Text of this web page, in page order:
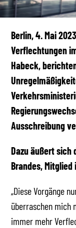
Berlin, 4. Mai
Verflechtungen
Habeck,
Ausschreibung
Dazu äußert sich
Brandes,
„Diese Vorgänge
überraschen mich
immer mehr